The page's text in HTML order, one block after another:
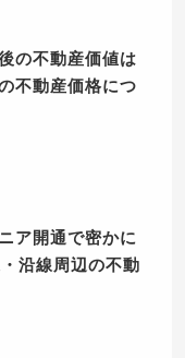
の不動産価値は
不動産価格につ
ア開通で密かに
沿線周辺の不動